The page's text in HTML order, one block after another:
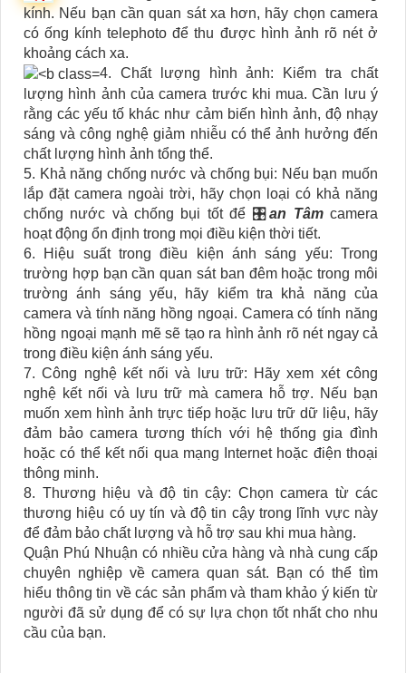
kính. Nếu bạn cần quan sát xa hơn, hãy chọn camera
có ống kính telephoto để thu được hình ảnh rõ nét ở
khoảng cách xa.
4. Chất lượng hình ảnh: Kiểm tra chất
lượng hình ảnh của camera trước khi mua. Cần lưu ý
rằng các yếu tố khác như cảm biến hình ảnh, độ nhạy
sáng và công nghệ giảm nhiễu có thể ảnh hưởng đến
chất lượng hình ảnh tổng thể.
5. Khả năng chống nước và chống bụi: Nếu bạn muốn
lắp đặt camera ngoài trời, hãy chọn loại có khả năng
chống nước và chống bụi tốt để 🎛an Tâmcamera
hoạt động ổn định trong mọi điều kiện thời tiết.
6. Hiệu suất trong điều kiện ánh sáng yếu: Trong
trường hợp bạn cần quan sát ban đêm hoặc trong môi
trường ánh sáng yếu, hãy kiểm tra khả năng của
camera và tính năng hồng ngoại. Camera có tính năng
hồng ngoại mạnh mẽ sẽ tạo ra hình ảnh rõ nét ngay cả
trong điều kiện ánh sáng yếu.
7. Công nghệ kết nối và lưu trữ: Hãy xem xét công
nghệ kết nối và lưu trữ mà camera hỗ trợ. Nếu bạn
muốn xem hình ảnh trực tiếp hoặc lưu trữ dữ liệu, hãy
đảm bảo camera tương thích với hệ thống gia đình
hoặc có thể kết nối qua mạng Internet hoặc điện thoại
thông minh.
8. Thương hiệu và độ tin cậy: Chọn camera từ các
thương hiệu có uy tín và độ tin cậy trong lĩnh vực này
để đảm bảo chất lượng và hỗ trợ sau khi mua hàng.
Quận Phú Nhuận có nhiều cửa hàng và nhà cung cấp
chuyên nghiệp về camera quan sát. Bạn có thể tìm
hiểu thông tin về các sản phẩm và tham khảo ý kiến từ
người đã sử dụng để có sự lựa chọn tốt nhất cho nhu
cầu của bạn.